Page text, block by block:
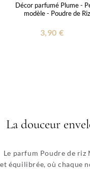
Décor parfumé Plume -
modèle - Poudre de Riz
3,90 €
La douceur
Le parfum Poudre de
et équilibrée, où chaque